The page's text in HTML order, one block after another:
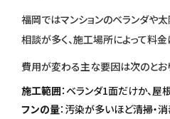
福岡ではマンションのベランダや
相談が多く、施工場所によって料
費用が変わる主な要因は次のとお
施工範囲：ベランダ1面だけか、
フンの量：汚染が多いほど清掃・